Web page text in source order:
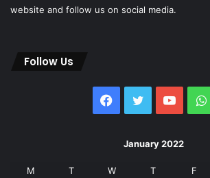
website and follow us on social media.
Follow Us
Facebook
Twitter
January 2022
M T W T F